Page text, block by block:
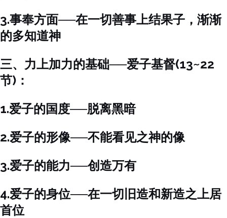
3.事奉方面──在一切善事上结果子，渐渐
的多知道神
三、力上加力的基础──爱子基督(13~22
节)：
1.爱子的国度──脱离黑暗
2.爱子的形像──不能看见之神的像
3.爱子的能力──创造万有
4.爱子的身位──在一切旧造和新造之上居
首位